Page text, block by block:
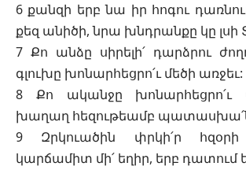
6 քանզի երբ նա իր հոգու
քեզ անիծի, նրա խնդրանքը կը լսի
7 Քո անձը սիրելի՛ դարձրու
գլուխը խոնարհեցրո՛ւ մեծի առջեւ:
8 Քո ականջը խոնարհեցրո՛ւ
խաղաղ հեզութեամբ
9 Զրկուածին փրկի՛ր
կարճամիտ մի՛ եղիր, երբ դատում